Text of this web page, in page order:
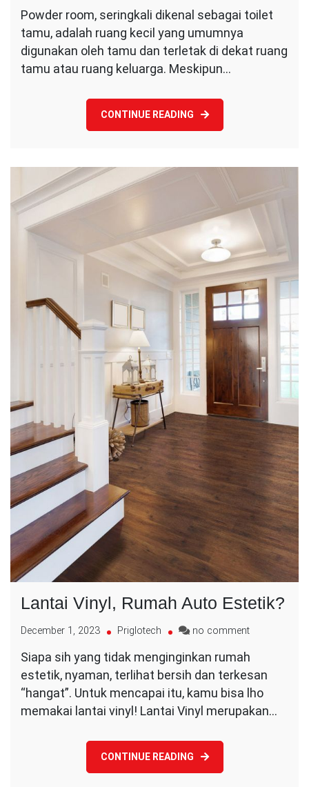
Inspirasi
Room,
Powder room, seringkali dikenal sebagai toilet
tamu, adalah ruang kecil yang umumnya
digunakan oleh tamu dan terletak di dekat ruang
tamu atau ruang keluarga. Meskipun…
CONTINUE READING
Lantai Vinyl, Rumah Auto Estetik?
December 1, 2023 Priglotech no commenton
Vinyl,
Rumah
Auto
Siapa sih yang tidak menginginkan rumah
estetik, nyaman, terlihat bersih dan terkesan
“hangat”. Untuk mencapai itu, kamu bisa lho
memakai lantai vinyl! Lantai Vinyl merupakan…
CONTINUE READING